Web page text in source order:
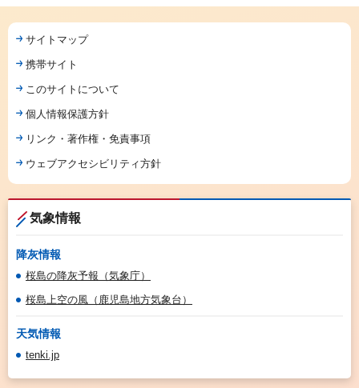
サイトマップ
携帯サイト
このサイトについて
個人情報保護方針
リンク・著作権・免責事項
ウェブアクセシビリティ方針
気象情報
降灰情報
桜島の降灰予報（気象庁）
桜島上空の風（鹿児島地方気象台）
天気情報
tenki.jp